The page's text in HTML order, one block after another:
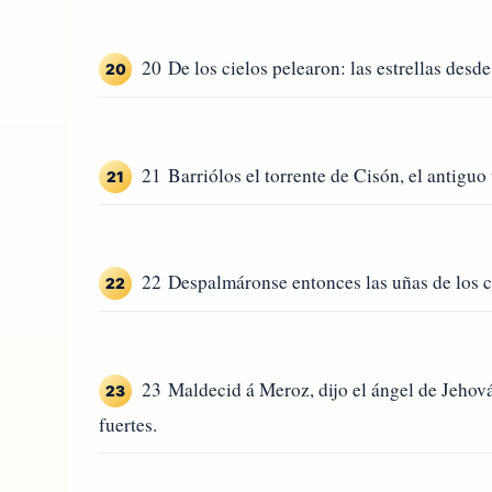
20 20 De los cielos pelearon: las estrellas
21 21 Barriólos el torrente de Cisón, el
22 22 Despalmáronse entonces las uñas de
23
23 Maldecid á Meroz, dijo el ángel de
fuertes.